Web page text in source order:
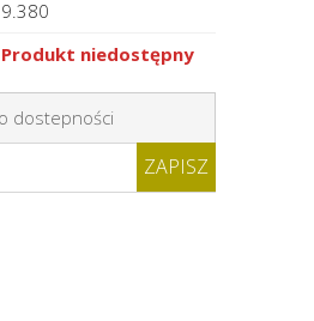
9.380
Produkt niedostępny
dostepności
ZAPISZ